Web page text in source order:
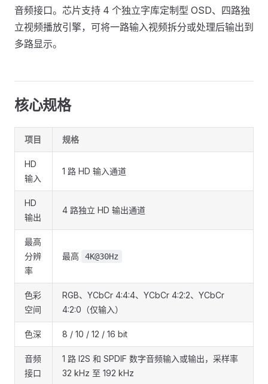
音频接口。芯片支持 4 个独立字库定制型 OSD、四路独
立视频播放引擎，可将一路输入视频拆分或处理后输出到
多路显示。
核心规格
项目 规格
HD
输入
1 路 HD 输入通道
HD
输出
4 路独立 HD 输出通道
最高
分辨
率
最高 4K@30Hz
色彩
空间
RGB、YCbCr 4:4:4、YCbCr 4:2:2、YCbCr
4:2:0（仅输入）
色深 8 / 10 / 12 / 16 bit
音频
接口
1 路 I2S 和 SPDIF 数字音频输入或输出，采样率
32 kHz 至 192 kHz